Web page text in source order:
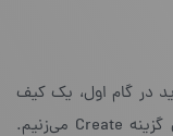
در گام اول، یک کیف
پول نرم‌افزاری در برنامه ایجاد کنیم. پس روی گزینه‌ Create می‌زنیم.